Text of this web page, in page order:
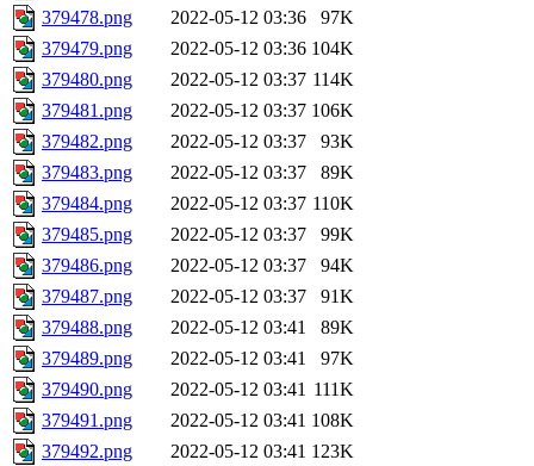
379478.png
2022-05-12 03:36
97K
379479.png
2022-05-12 03:36 104K
379480.png
2022-05-12 03:37 114K
379481.png
2022-05-12 03:37 106K
379482.png
2022-05-12 03:37
93K
379483.png
2022-05-12 03:37
89K
379484.png
2022-05-12 03:37 110K
379485.png
2022-05-12 03:37
99K
379486.png
2022-05-12 03:37
94K
379487.png
2022-05-12 03:37
91K
379488.png
2022-05-12 03:41
89K
379489.png
2022-05-12 03:41
97K
379490.png
2022-05-12 03:41 111K
379491.png
2022-05-12 03:41 108K
379492.png
2022-05-12 03:41 123K